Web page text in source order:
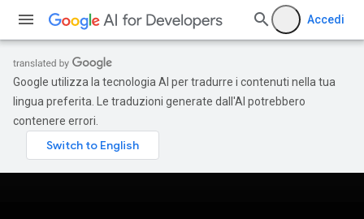
Accedi
Google utilizza la tecnologia AI per tradurre i contenuti nella tua
lingua preferita. Le traduzioni generate dall'AI potrebbero
contenere errori.